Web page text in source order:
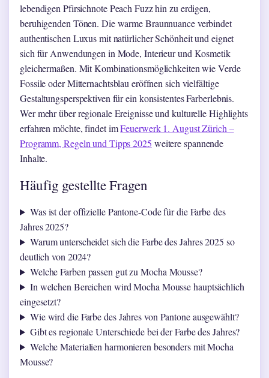
lebendigen Pfirsichnote Peach Fuzz hin zu erdigen,
beruhigenden Tönen. Die warme Braunnuance verbindet
authentischen Luxus mit natürlicher Schönheit und eignet
sich für Anwendungen in Mode, Interieur und Kosmetik
gleichermaßen. Mit Kombinationsmöglichkeiten wie Verde
Fossile oder Mitternachtsblau eröffnen sich vielfältige
Gestaltungsperspektiven für ein konsistentes Farberlebnis.
Wer mehr über regionale Ereignisse und kulturelle Highlights
erfahren möchte, findet imFeuerwerk 1. August Zürich –
Programm, Regeln und Tipps 2025 weitere spannende
Inhalte.
Häufig gestellte Fragen
Was ist der offizielle Pantone-Code für die Farbe des
Jahres 2025?
Warum unterscheidet sich die Farbe des Jahres 2025 so
deutlich von 2024?
Welche Farben passen gut zu Mocha Mousse?
In welchen Bereichen wird Mocha Mousse hauptsächlich
eingesetzt?
Wie wird die Farbe des Jahres von Pantone ausgewählt?
Gibt es regionale Unterschiede bei der Farbe des Jahres?
Welche Materialien harmonieren besonders mit Mocha
Mousse?